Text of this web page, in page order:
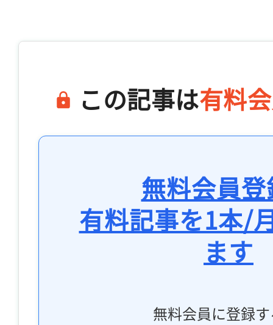
この記事は有料
無料会員
有料記事を1本/
ます
無料会員に登録